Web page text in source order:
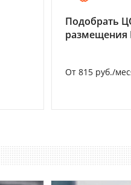
Подобрать
размещения
От 815 руб./